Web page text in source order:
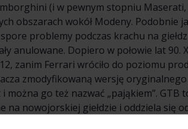
(i w pewnym stopniu Maserati,
obszarach wokół Modeny. Podobnie
problemy podczas krachu na
anulowane. Dopiero w połowie lat 90.
zanim Ferrari wróciło do poziomu
zmodyfikowaną wersję
go też nazwać „pająkiem”. GTB
nowojorskiej giełdzie i oddziela się
szybko rosła od kursu